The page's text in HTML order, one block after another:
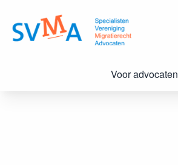
Voor advocaten